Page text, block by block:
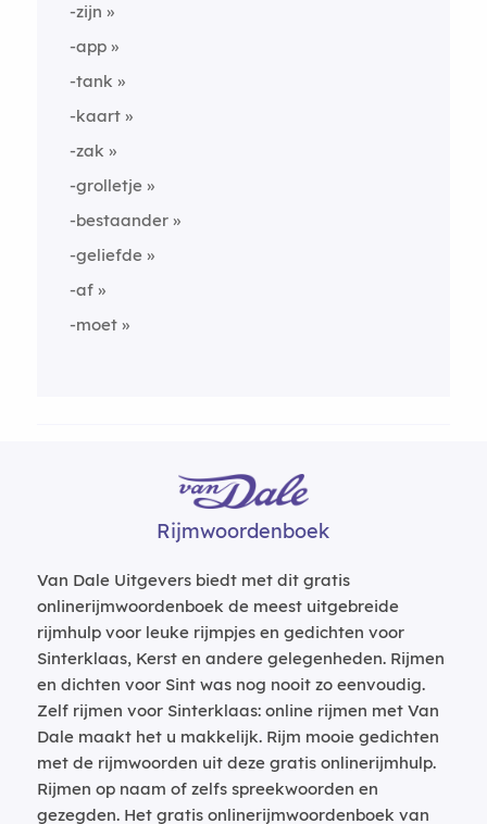
-zijn
-app
-tank
-kaart
-zak
-grolletje
-bestaander
-geliefde
-af
-moet
Rijmwoordenboek
Van Dale Uitgevers biedt met dit gratis
onlinerijmwoordenboek de meest uitgebreide
rijmhulp voor leuke rijmpjes en gedichten voor
Sinterklaas, Kerst en andere gelegenheden. Rijmen
en dichten voor Sint was nog nooit zo eenvoudig.
Zelf rijmen voor Sinterklaas: online rijmen met Van
Dale maakt het u makkelijk. Rijm mooie gedichten
met de rijmwoorden uit deze gratis onlinerijmhulp.
Rijmen op naam of zelfs spreekwoorden en
gezegden. Het gratis onlinerijmwoordenboek van